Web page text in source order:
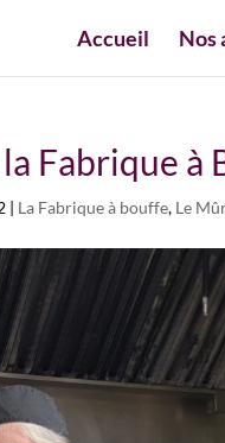
Accueil Nos
Fabrique à
| La Fabrique à bouffe, Le